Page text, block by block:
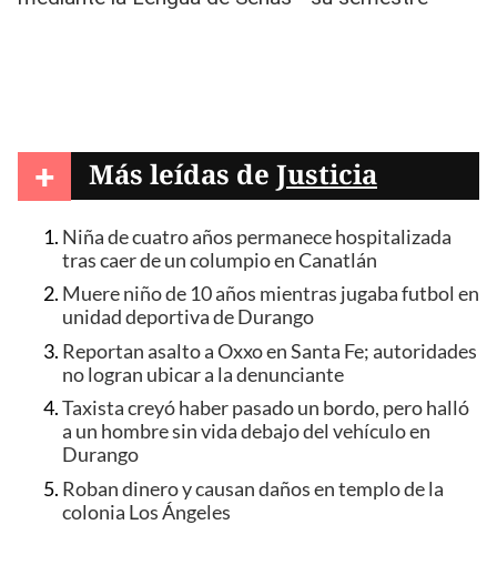
+ Más leídas de Justicia
Niña de cuatro años permanece hospitalizada
tras caer de un columpio en Canatlán
Muere niño de 10 años mientras jugaba futbol en
unidad deportiva de Durango
Reportan asalto a Oxxo en Santa Fe; autoridades
no logran ubicar a la denunciante
Taxista creyó haber pasado un bordo, pero halló
a un hombre sin vida debajo del vehículo en
Durango
Roban dinero y causan daños en templo de la
colonia Los Ángeles